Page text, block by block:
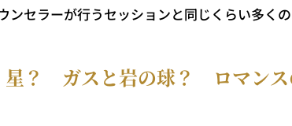
ンセラーが行うセッションと同じくらい多く
？ ガスと岩の球？ ロマンス